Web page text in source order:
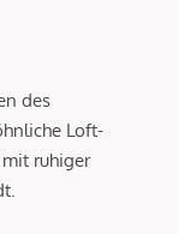
des
Loft-
ruhiger